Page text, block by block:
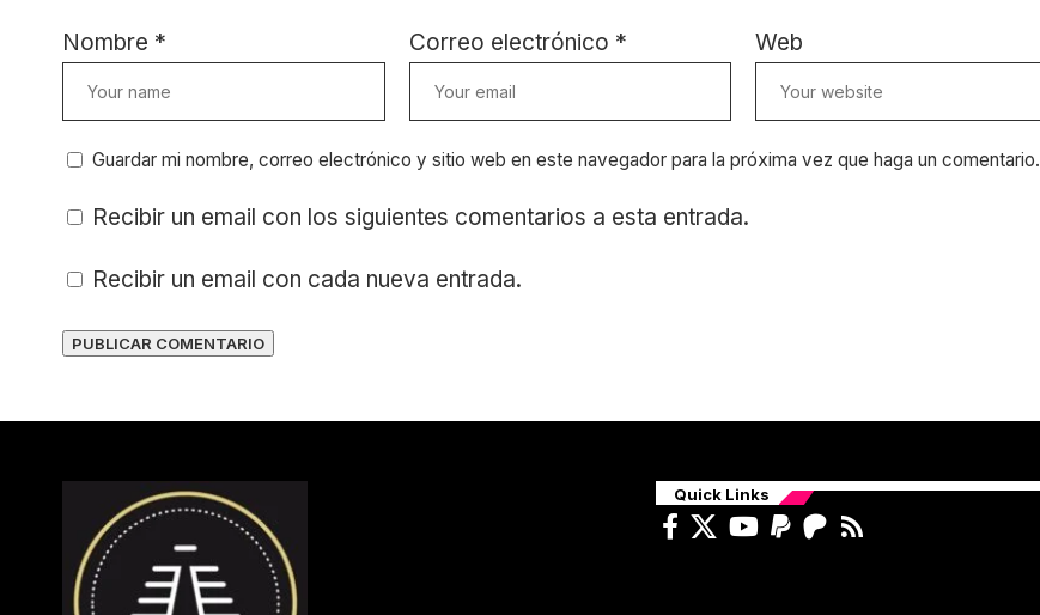
Nombre * Correo electrónico * Web
Guardar mi nombre, correo electrónico y sitio web en este navegador para la próxima vez que haga un comentario.
Recibir un email con los siguientes comentarios a esta entrada.
Recibir un email con cada nueva entrada.
Quick Links